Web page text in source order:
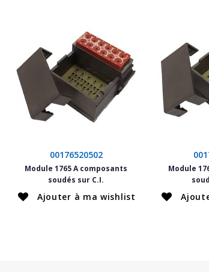
00176520502
Module 1765 A composants
soudés sur C.I.
Ajouter à ma wishlist
Module